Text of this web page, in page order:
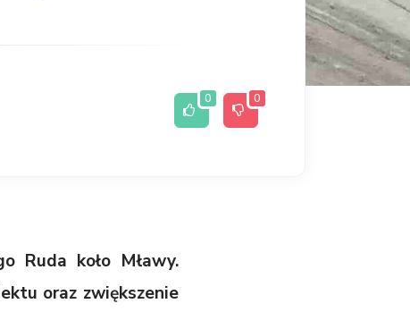
0 0
Ruda koło Mławy.
oraz zwiększenie